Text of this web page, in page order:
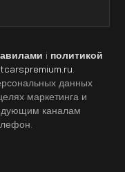
i политикой
данных
маркетинга и
каналам